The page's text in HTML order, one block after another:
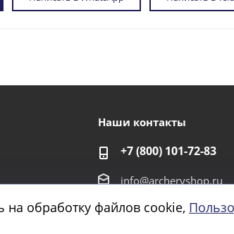
Наши контакты
+7 (800) 101-72-83
info@archeryshop.ru
г. Санкт-Петербург,
на обработку файлов cookie,